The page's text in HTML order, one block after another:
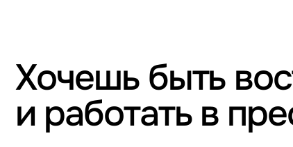
Хочешь быть
и работать в